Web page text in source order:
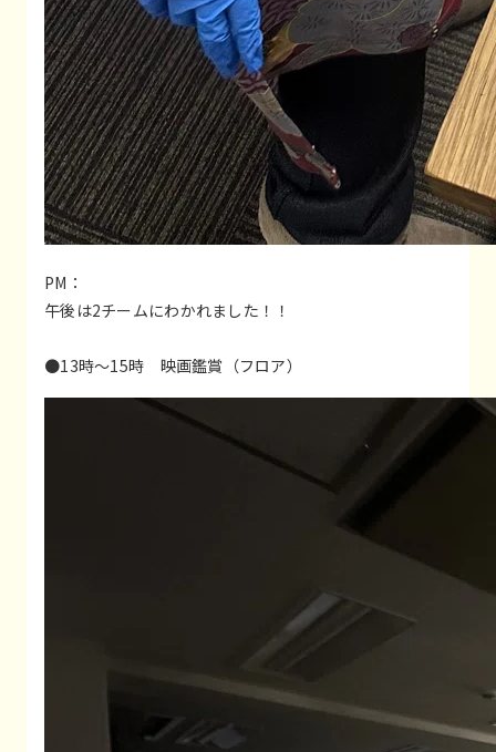
PM：
午後は2チームにわかれました！！
●13時〜15時 映画鑑賞（フロア）